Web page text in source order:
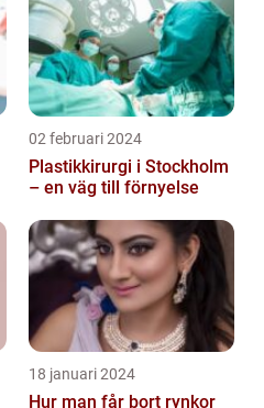
02 februari 2024
Plastikkirurgi i Stockholm
– en väg till förnyelse
18 januari 2024
Hur man får bort rynkor